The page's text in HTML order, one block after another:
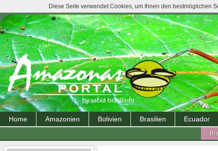
Home Amazonien Bolivien Brasilien Ecuador
Diese Seite verwendet Cookies, um Ihnen den bestmöglichen